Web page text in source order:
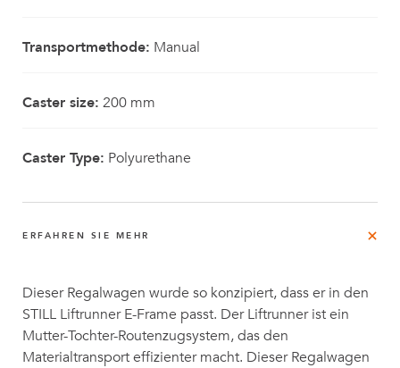
Transportmethode: Manual
Caster size: 200 mm
Caster Type: Polyurethane
ERFAHREN SIE MEHR
Dieser Regalwagen wurde so konzipiert, dass er in den
STILL Liftrunner E-Frame passt. Der Liftrunner ist ein
Mutter-Tochter-Routenzugsystem, das den
Materialtransport effizienter macht. Dieser Regalwagen